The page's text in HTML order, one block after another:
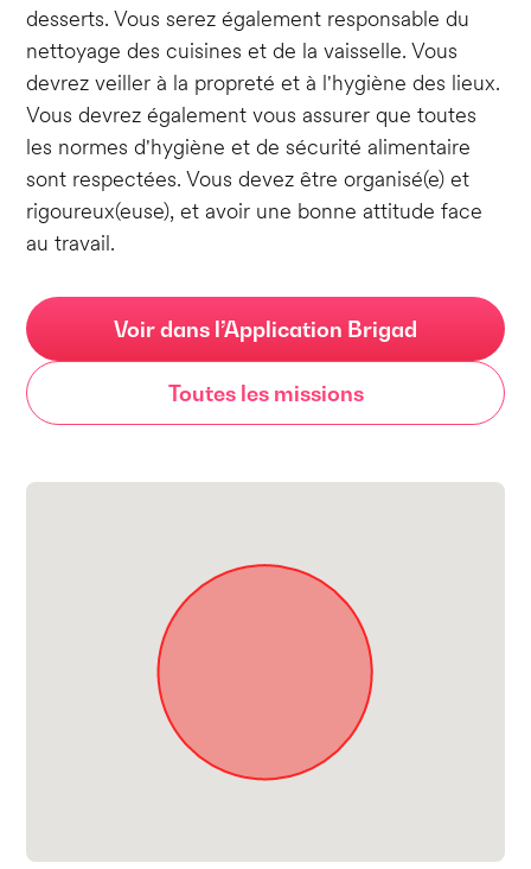
desserts. Vous serez également responsable du
nettoyage des cuisines et de la vaisselle. Vous
devrez veiller à la propreté et à l'hygiène des lieux.
Vous devrez également vous assurer que toutes
les normes d'hygiène et de sécurité alimentaire
sont respectées. Vous devez être organisé(e) et
rigoureux(euse), et avoir une bonne attitude face
au travail.
Voir dans l’Application Brigad
Toutes les missions